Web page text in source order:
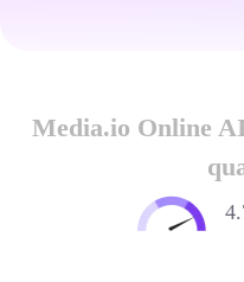
Media.io Online